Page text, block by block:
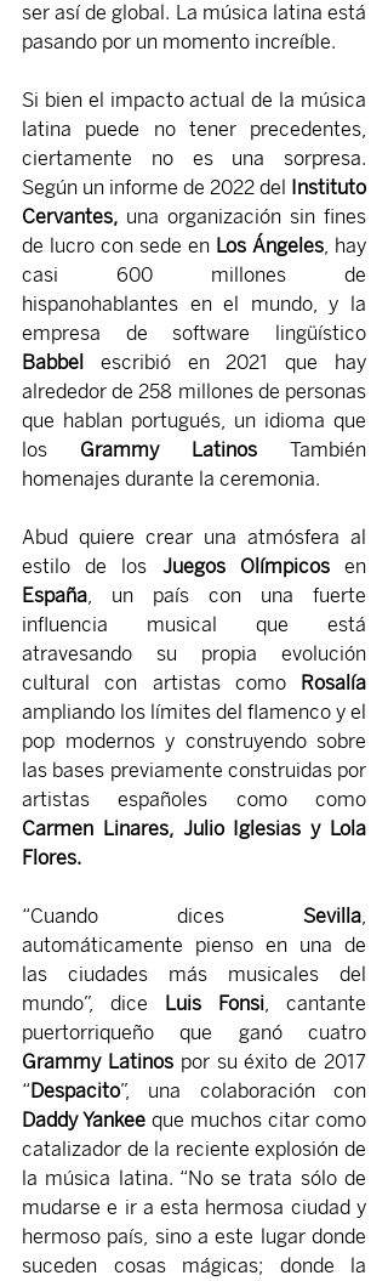
ser así de global. La música latina está
pasando por un momento increíble.
Si bien el impacto actual de la música
latina puede no tener precedentes,
ciertamente no es una sorpresa.
Según un informe de 2022 del Instituto
Cervantes, una organización sin fines
de lucro con sede en Los Ángeles , hay
casi 600 millones de
hispanohablantes en el mundo, y la
Babbel escribió en 2021 que hay
alrededor de 258 millones de personas
que hablan portugués, un idioma que
los Grammy Latinos También
homenajes durante la ceremonia.
Abud quiere crear una atmósfera al
estilo de los Juegos Olímpicos
España , un país con una fuerte
influencia musical que está
atravesando su propia evolución
cultural con artistas como
ampliando los límites del flamenco y el
pop modernos y construyendo sobre
las bases previamente construidas por
Carmen Linares, Julio Iglesias y Lola
Flores.
“Cuando dices Sevilla
automáticamente pienso en una de
las ciudades más musicales del
mundo”, dice Luis Fonsi , cantante
Grammy Latinos por su éxito de 2017
“Despacito
Daddy Yankee que muchos citar como
catalizador de la reciente explosión de
la música latina. “No se trata sólo de
mudarse e ir a esta hermosa ciudad y
hermoso país, sino a este lugar donde
suceden cosas mágicas; donde la